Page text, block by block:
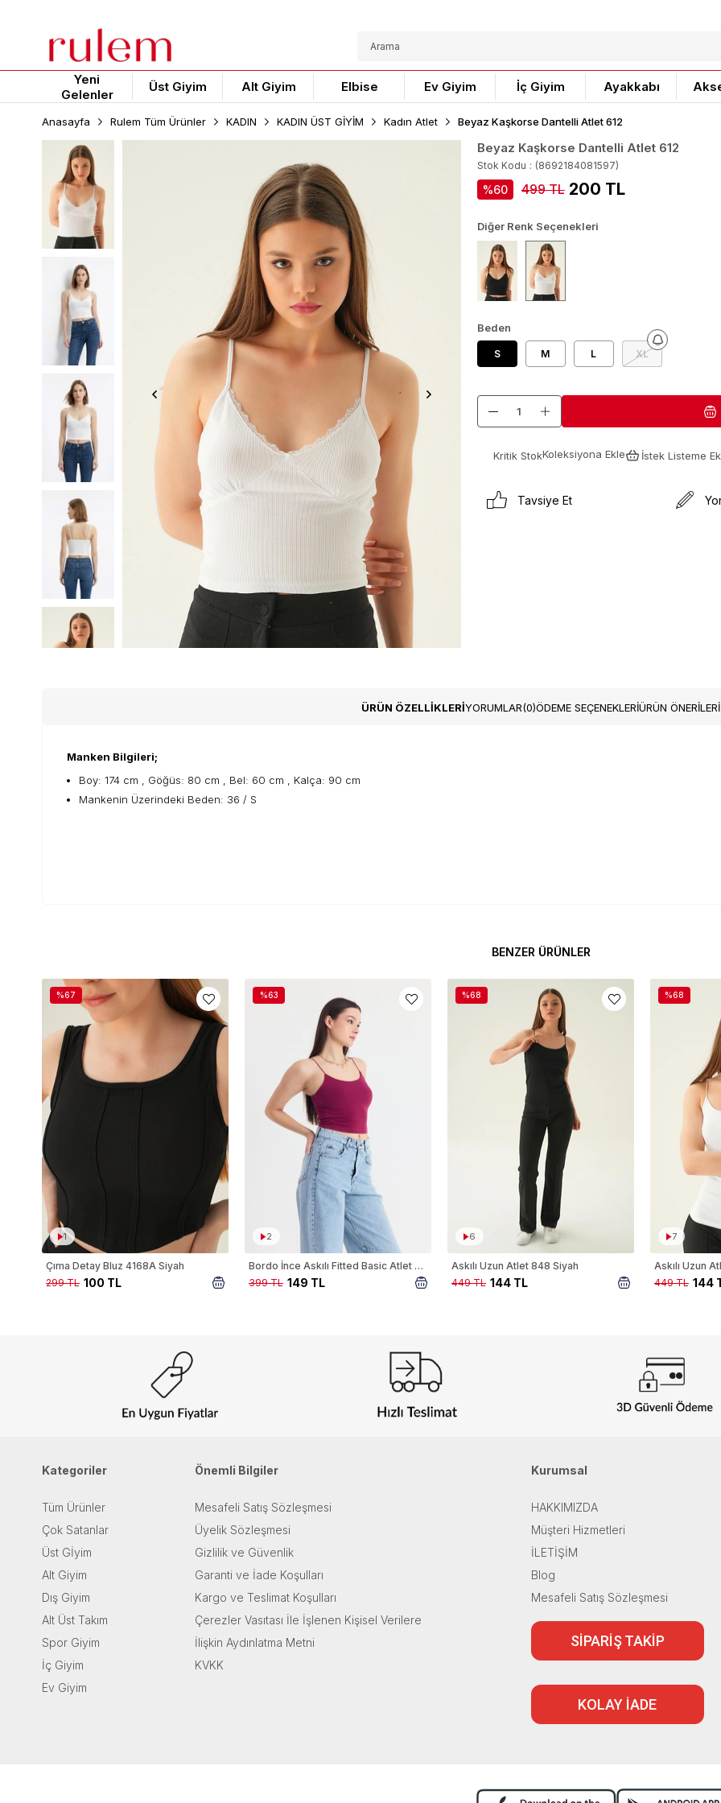
Yeni
Gelenler
Üst Giyim Alt Giyim Elbise Ev Giyim İç Giyim Ayakkabı
Anasayfa Rulem Tüm Ürünler KADIN KADIN ÜST GİYİM Kadın Atlet Beyaz Kaşkorse Dantelli Atlet 612
Beyaz Kaşkorse Dantelli Atlet 612
Stok Kodu (8692184081597)
60 499 TL 200 TL
Diğer Renk Seçenekleri
Beden
S M L XL
Kritik StokKoleksiyona Ekle İstek Listeme
Tavsiye Et
ÜRÜN ÖZELLIKLERIYORUMLAR(0)ÖDEME SEÇENEKLERIÜRÜN ÖNERILERI
Manken Bilgileri;
Boy: 174 cm , Göğüs: 80 cm , Bel: 60 cm , Kalça: 90 cm
Mankenin Üzerindeki Beden: 36 / S
BENZER ÜRÜNLER
1
Çıma Detay Bluz 4168A Siyah
100 TL
299 TL
%67
2
Bordo İnce Askılı Fitted Basic Atlet 947
149 TL
399 TL
%63
6
Askılı Uzun Atlet 848 Siyah
144 TL
449 TL
%68
7
Askılı Uzun
144
449 TL
%68
Kategoriler
Tüm Ürünler
Çok Satanlar
Üst Gİyim
Alt Giyim
Dış Giyim
Alt Üst Takım
Spor Giyim
İç Giyim
Ev Giyim
Önemli Bilgiler
Mesafeli Satış Sözleşmesi
Üyelik Sözleşmesi
Gizlilik ve Güvenlik
Garanti ve İade Koşulları
Kargo ve Teslimat Koşulları
Çerezler Vasıtası İle İşlenen Kişisel Verilere
İlişkin Aydınlatma Metni
KVKK
Kurumsal
HAKKIMIZDA
Müşteri Hizmetleri
İLETİŞİM
Blog
Mesafeli Satış Sözleşmesi
SİPARİŞ TAKİP
KOLAY İADE